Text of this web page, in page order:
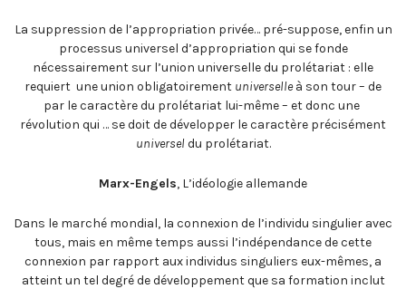
La suppression de l’appropriation privée… pré-suppose, enfin un
processus universel d’appropriation qui se fonde
nécessairement sur l’union universelle du prolétariat : elle
requiert une union obligatoirement universelleà son tour – de
par le caractère du prolétariat lui-même – et donc une
révolution qui … se doit de développer le caractère précisément
universeldu prolétariat.
Marx-Engels, L’idéologie allemande
Dans le marché mondial, la connexion de l’individu singulier avec
tous, mais en même temps aussi l’indépendance de cette
connexion par rapport aux individus singuliers eux-mêmes, a
atteint un tel degré de développement que sa formation inclut